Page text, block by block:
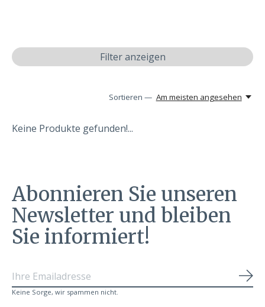
Filter anzeigen
Sortieren — Am meisten angesehen
Keine Produkte gefunden!...
Abonnieren Sie unseren
Newsletter und bleiben
Sie informiert!
Keine Sorge, wir spammen nicht.